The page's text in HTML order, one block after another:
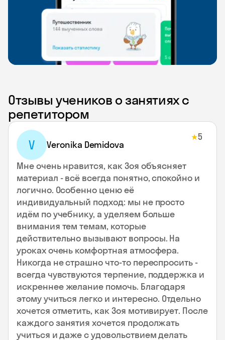
Отзывы учеников о занятиях с
репетитором
V Veronika Demidova
★5
Мне очень нравится, как Зоя объясняет
материал - всё всегда понятно, спокойно и
логично. Особенно ценю её
индивидуальный подход: мы не просто
идём по учебнику, а уделяем больше
внимания тем темам, которые
действительно вызывают вопросы. На
уроках очень комфортная атмосфера.
Никогда не страшно что-то переспросить -
всегда чувствуются терпение, поддержка и
искреннее желание помочь. Благодаря
этому учиться легко и интересно. Отдельно
хочется отметить, как Зоя мотивирует. После
каждого занятия хочется продолжать
учиться и даже с удовольствием делать